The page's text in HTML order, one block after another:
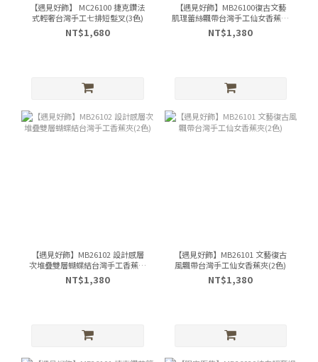
【遇見好飾】 MC26100 捷克鑽法
式輕奢台灣手工七排短髮叉(3色)
NT$1,680
【遇見好飾】MB26100復古文藝
肌理蕾絲飄帶台灣手工仙女香蕉夾
(2色)
NT$1,380
【遇見好飾】MB26102 設計感層
次堆疊雙層蝴蝶結台灣手工香蕉夾
(2色)
NT$1,380
【遇見好飾】MB26101 文藝復古
風飄帶台灣手工仙女香蕉夾(2色)
NT$1,380